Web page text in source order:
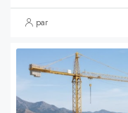
par